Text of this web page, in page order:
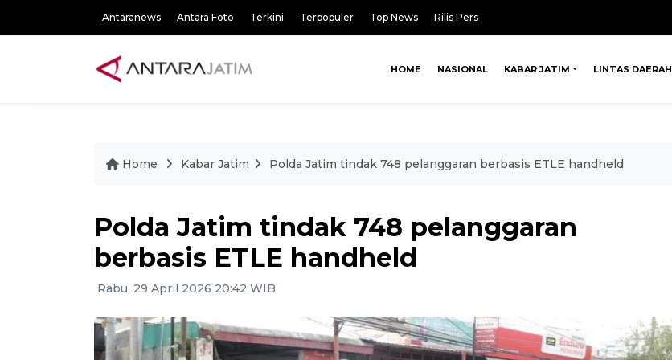
Antaranews Antara Foto Terkini Terpopuler Top News Rilis Pers
HOME NASIONAL KABAR JATIM LINTAS DAERAH
Home Kabar Jatim Polda Jatim tindak 748 pelanggaran berbasis ETLE handheld
Polda Jatim tindak 748 pelanggaran
berbasis ETLE handheld
Rabu, 29 April 2026 20:42 WIB